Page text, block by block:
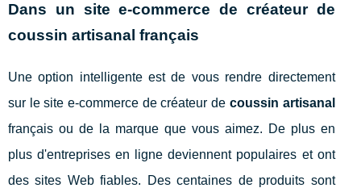
Dans un site e-commerce de créateur de
coussin artisanal français
Une option intelligente est de vous rendre directement
sur le site e-commerce de créateur de coussin artisanal
français ou de la marque que vous aimez. De plus en
plus d'entreprises en ligne deviennent populaires et ont
des sites Web fiables. Des centaines de produits sont